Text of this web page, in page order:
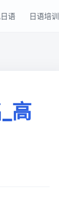
语 日语培训
高